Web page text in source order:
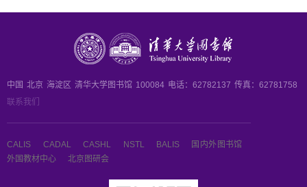
中国 北京 海淀区 清华大学图书馆 100084 电话：62782137 传真：62781758
联系我们
CALIS CADAL CASHL NSTL BALIS
国内外图书馆
外国教材中心
北京图研会